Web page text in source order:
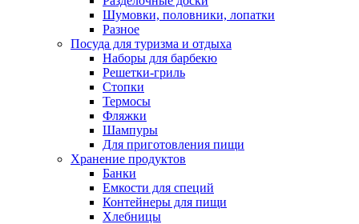
Шумовки, половники, лопатки
Разное
Посуда для туризма и отдыха
Наборы для барбекю
Решетки-гриль
Стопки
Термосы
Фляжки
Шампуры
Для приготовления пищи
Хранение продуктов
Банки
Емкости для специй
Контейнеры для пищи
Хлебницы